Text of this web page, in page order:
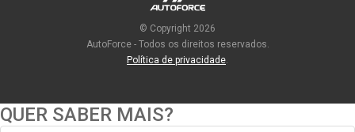
© Copyright 2026
AutoForce - Todos os direitos reservados.
Política de privacidade.
QUER SABER MAIS?